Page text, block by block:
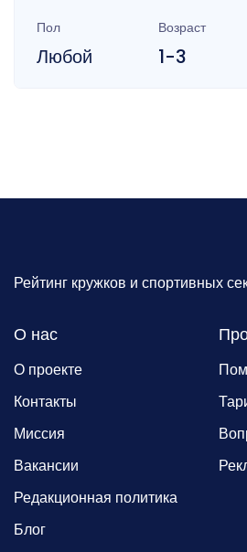
Пол
Любой
Возраст
1-3
Рейтинг кружков и спортивных
О нас
О проекте
Контакты
Миссия
Вакансии
Редакционная политика
Блог